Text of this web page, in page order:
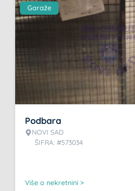
Garaže
Podbara
NOVI SAD
ŠIFRA: #573034
Više o nekretnini >